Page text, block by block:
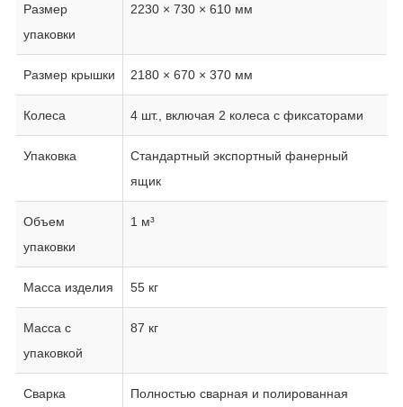
Размер
упаковки
2230 × 730 × 610 мм
Размер крышки 2180 × 670 × 370 мм
Колеса 4 шт., включая 2 колеса с фиксаторами
Упаковка
Стандартный экспортный фанерный
ящик
Объем
упаковки
1 м³
Масса изделия 55 кг
Масса с
упаковкой
87 кг
Сварка Полностью сварная и полированная